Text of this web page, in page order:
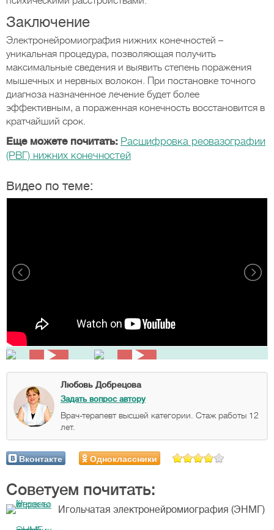
Заключение
Электронейромиография нижних конечностей –
уникальная процедура, позволяющая получить
максимальные сведения и выявить степень поражения
мышечных и нервных волокон. При постановке точного
диагноза назначенное лечение будет более
эффективным, а пораженная конечность восстановится в
кратчайший срок.
Еще можете почитать: Расшифровка реовазографии
(РВГ) нижних конечностей
Видео по теме:
Любовь Добрецова
Задать вопрос автору
Врач-терапевт высшей категории. Стаж работы 12
лет.
Вконтакте Одноклассники
Советуем почитать:
Игольчатая электронейромиография (ЭНМГ)